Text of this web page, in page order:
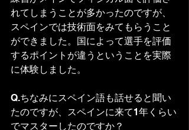
れてしまうことが多かったのですが、
スペインでは技術面をみてもらうこと
ができました。 国によって選手を評価
するポイントが違うということを実際
に体験しました。
Q.ちなみにスペイン語も話せると聞い
たのですが、スペインに来て1年くらい
でマスターしたのですか？